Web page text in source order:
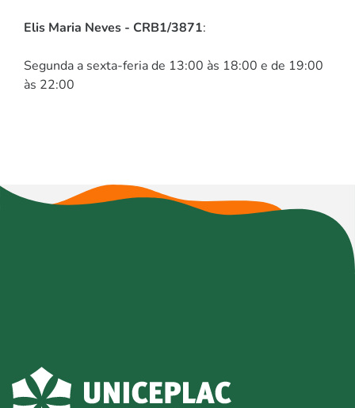
Elis Maria Neves - CRB1/3871:
Segunda a sexta-feria de 13:00 às 18:00 e de 19:00
às 22:00